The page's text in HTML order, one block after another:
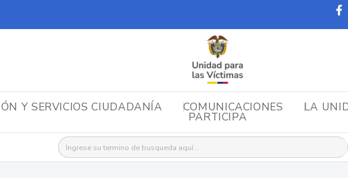
Y SERVICIOS CIUDADANÍA COMUNICACIONES LA
PARTICIPA
Buscar: